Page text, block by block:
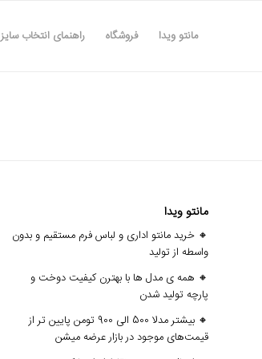
مانتو ویدا فروشگاه راهنمای انتخاب سایز
مانتو ویدا
🔸 خرید مانتو اداری و لباس فرم مستقیم و بدون
واسطه از تولید
🔸 همه ی مدل ها با بهترن کیفیت دوخت و
پارچه تولید شدن
🔸 بیشتر مدلا 500 الی 900 تومن پایین تر از
قیمت‌های موجود در بازار عرضه میشن